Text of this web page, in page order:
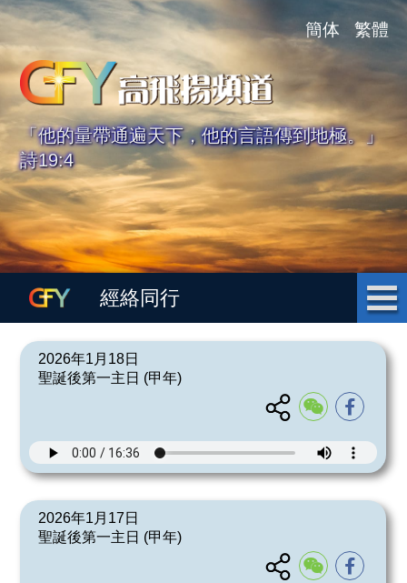
簡体 繁體
「他的量帶通遍天下，他的言語傳到地極。」
詩19:4
經絡同行
2026年1月18日
聖誕後第一主日 (甲年)
2026年1月17日
聖誕後第一主日 (甲年)